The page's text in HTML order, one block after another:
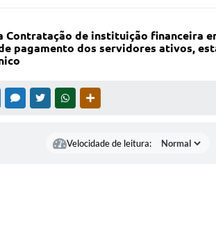
Contratação de instituição financeira
pagamento dos servidores ativos,
FACEBOOKMESSENGER
TWITTERWHATSAPP
Velocidade de leitura: